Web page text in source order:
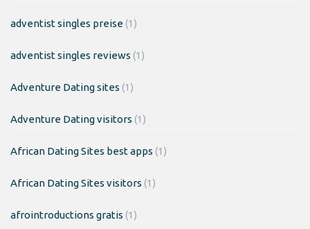
adventist singles preise(1)
adventist singles reviews (1)
Adventure Dating sites (1)
Adventure Dating visitors (1)
African Dating Sites best apps (1)
African Dating Sites visitors (1)
afrointroductions gratis (1)